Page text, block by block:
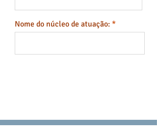
Nome do núcleo de atuação: